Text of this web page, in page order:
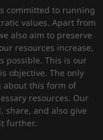
committed to running
values. Apart from
also aim to preserve
resources increase,
possible. This is our
objective. The only
about this form of
resources. Our
share, and also give
further.